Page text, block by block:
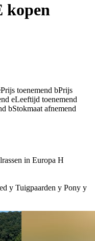
kopen
Prijs toenemend bPrijs
eLeeftijd toenemend
bStokmaat afnemend
in Europa H
y Tuigpaarden y Pony y